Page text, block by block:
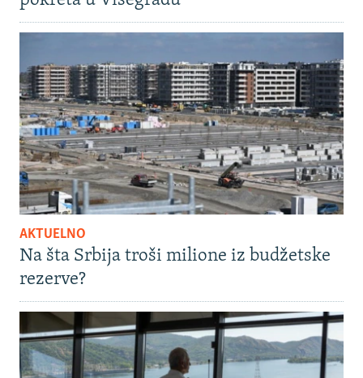
AKTUELNO
Na šta Srbija troši milione iz budžetske
rezerve?